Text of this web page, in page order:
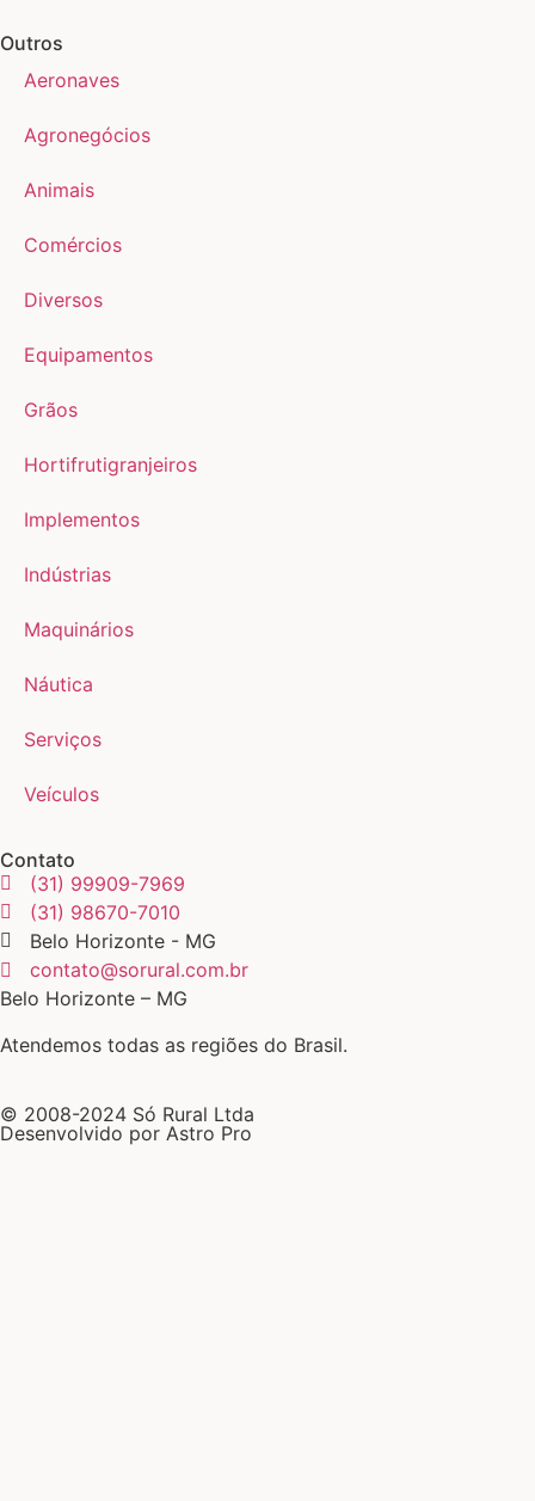
Outros
Aeronaves
Agronegócios
Animais
Comércios
Diversos
Equipamentos
Grãos
Hortifrutigranjeiros
Implementos
Indústrias
Maquinários
Náutica
Serviços
Veículos
Contato
(31) 99909-7969
(31) 98670-7010
Belo Horizonte - MG
contato@sorural.com.br
Belo Horizonte – MG
Atendemos todas as regiões do Brasil.
© 2008-2024 Só Rural Ltda
Desenvolvido por Astro Pro